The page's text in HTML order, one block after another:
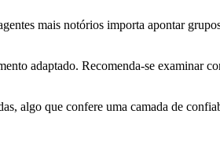
mais notórios importa apontar
adaptado. Recomenda-se examinar
algo que confere uma camada de